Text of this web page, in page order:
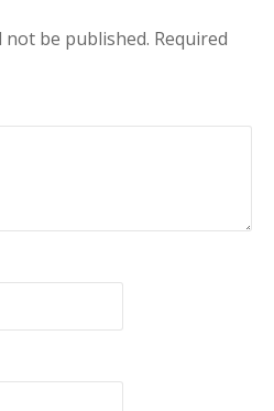
not be published. Required